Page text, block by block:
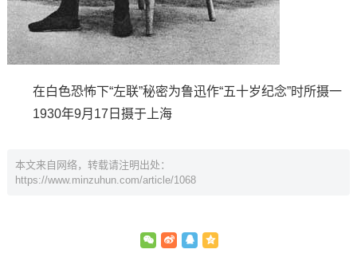
在白色恐怖下“左联”秘密为鲁迅作“五十岁纪念”时所摄一
1930年9月17日摄于上海
本文来自网络，转载请注明出处：
https://www.minzuhun.com/article/1068